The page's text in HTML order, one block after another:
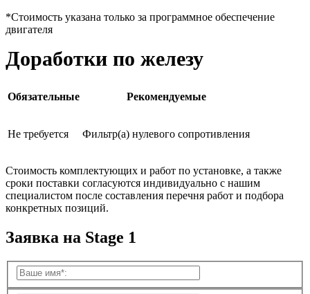
*Стоимость указана только за программное обеспечение
двигателя
Доработки по железу
Обязательные Рекомендуемые
Не требуется Фильтр(а) нулевого сопротивления
Стоимость комплектующих и работ по установке, а также
сроки поставки согласуются индивидуально с нашим
специалистом после составления перечня работ и подбора
конкретных позиций.
Заявка на Stage 1